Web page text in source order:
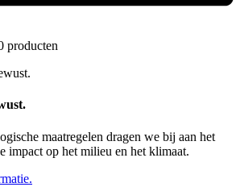
producten
maatregelen dragen we bij aan het
impact op het milieu en het klimaat.